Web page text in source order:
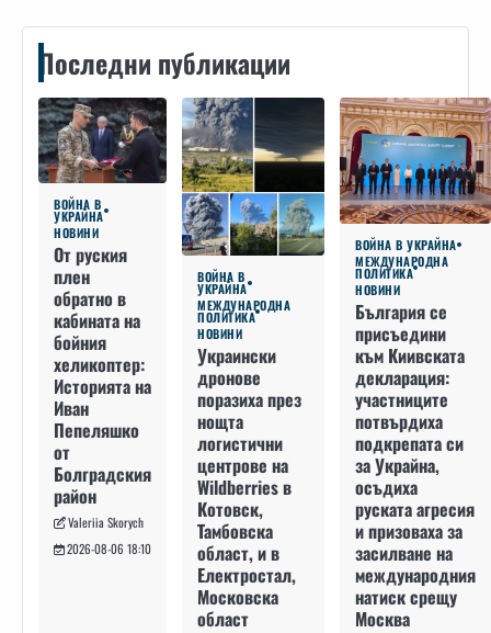
Последни публикации
ВОЙНА В
УКРАЙНА
НОВИНИ
От руския
плен
обратно в
кабината на
бойния
хеликоптер:
Историята на
Иван
Пепеляшко
от
Болградския
район
Valeriia Skorych
2026-08-06 18:10
ВОЙНА В
УКРАЙНА
МЕЖДУНАРОДНА
ПОЛИТИКА
НОВИНИ
Украински
дронове
поразиха през
нощта
логистични
центрове на
Wildberries в
Котовск,
Тамбовска
област, и в
Електростал,
Московска
област
ВОЙНА В УКРАЙНА
МЕЖДУНАРОДНА
ПОЛИТИКА
НОВИНИ
България се
присъедини
към Киивската
декларация:
участниците
потвърдиха
подкрепата си
за Украйна,
осъдиха
руската агресия
и призоваха за
засилване на
международния
натиск срещу
Москва